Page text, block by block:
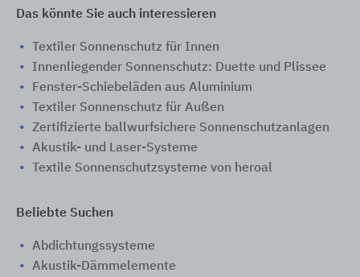
Das könnte Sie auch interessieren
Textiler Sonnenschutz für Innen
Innenliegender Sonnenschutz: Duette und Plissee
Fenster-Schiebeläden aus Aluminium
Textiler Sonnenschutz für Außen
Zertifizierte ballwurfsichere Sonnenschutzanlagen
Akustik- und Laser-Systeme
Textile Sonnenschutzsysteme von heroal
Beliebte Suchen
Abdichtungssysteme
Akustik-Dämmelemente